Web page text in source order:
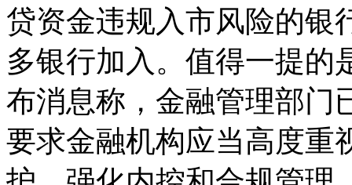
贷资金违规入市风险的银
多银行加入。值得一提的
布消息称，金融管理部门
要求金融机构应当高度重